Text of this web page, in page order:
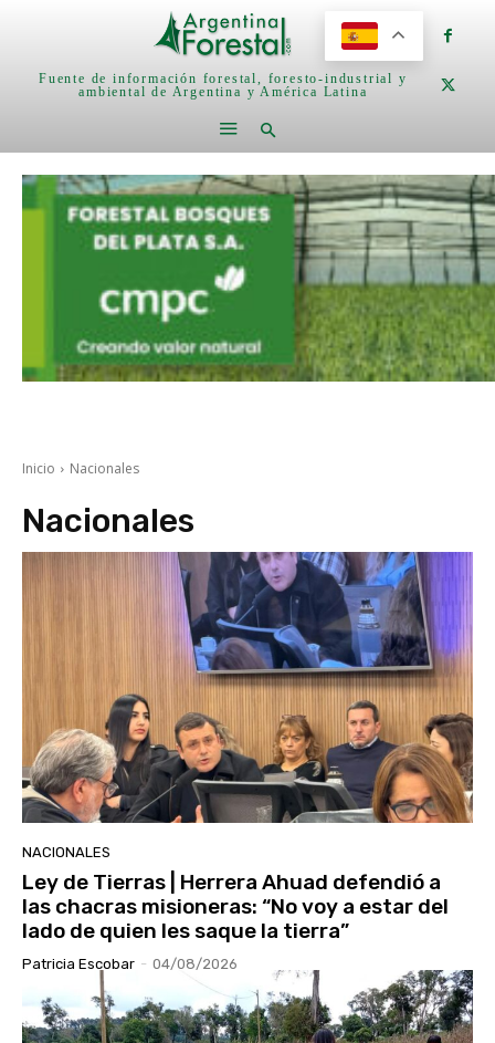
Fuente de información forestal, foresto-industrial y
ambiental de Argentina y América Latina
Inicio Nacionales
Nacionales
NACIONALES
Ley de Tierras | Herrera Ahuad defendió a
las chacras misioneras: “No voy a estar del
lado de quien les saque la tierra”
Patricia Escobar - 04/08/2026